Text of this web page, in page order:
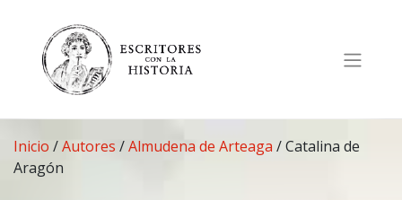
contenido
Inicio /Autores /Almudena de Arteaga /Catalina de
Aragón